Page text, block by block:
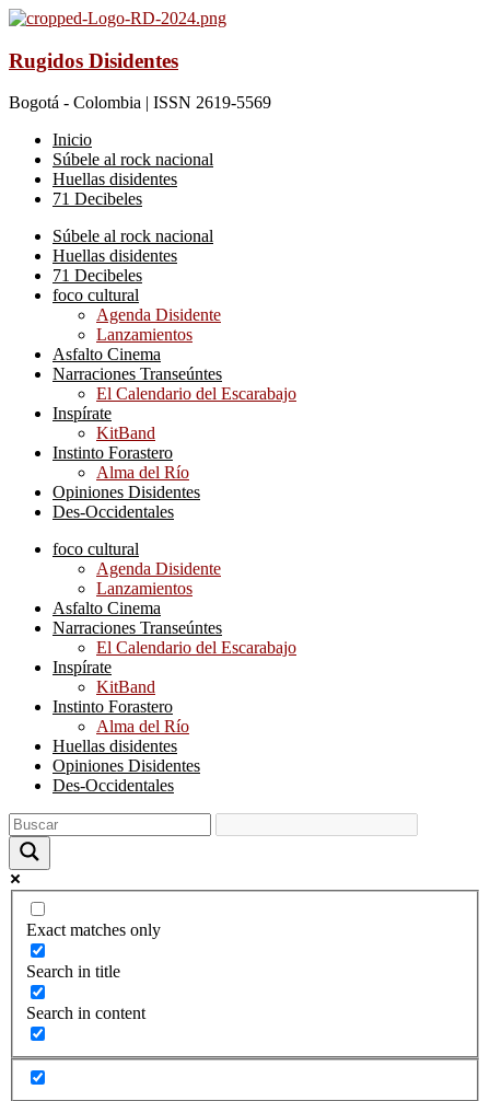
Rugidos Disidentes
Bogotá - Colombia | ISSN 2619-5569
Inicio
Súbele al rock nacional
Huellas disidentes
71 Decibeles
Súbele al rock nacional
Huellas disidentes
71 Decibeles
foco cultural
Agenda Disidente
Lanzamientos
Asfalto Cinema
Narraciones Transeúntes
El Calendario del Escarabajo
Inspírate
KitBand
Instinto Forastero
Alma del Río
Opiniones Disidentes
Des-Occidentales
foco cultural
Agenda Disidente
Lanzamientos
Asfalto Cinema
Narraciones Transeúntes
El Calendario del Escarabajo
Inspírate
KitBand
Instinto Forastero
Alma del Río
Huellas disidentes
Opiniones Disidentes
Des-Occidentales
Exact matches only
Search in title
Search in content